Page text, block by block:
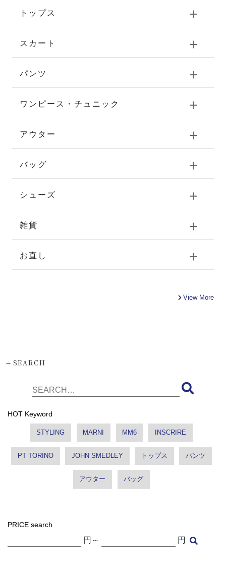
トップス
スカート
パンツ
ワンピース・チュニック
アウター
バッグ
シューズ
雑貨
お直し
View More
-SEARCH
HOT Keyword
STYLING MARNI MM6 INSCRIRE
PT TORINO JOHN SMEDLEY トップス パンツ
アウター バッグ
PRICE search
円～ 円